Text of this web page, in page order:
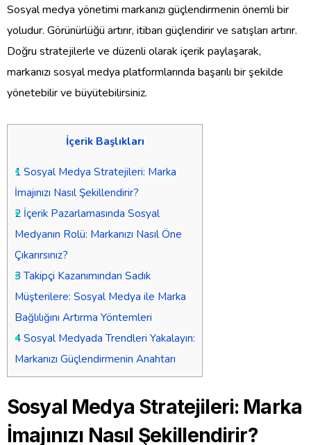
Sosyal medya yönetimi markanızı güçlendirmenin önemli bir
yoludur. Görünürlüğü artırır, itibarı güçlendirir ve satışları artırır.
Doğru stratejilerle ve düzenli olarak içerik paylaşarak,
markanızı sosyal medya platformlarında başarılı bir şekilde
yönetebilir ve büyütebilirsiniz.
İçerik Başlıkları
1 Sosyal Medya Stratejileri: Marka
İmajınızı Nasıl Şekillendirir?
2 İçerik Pazarlamasında Sosyal
Medyanın Rolü: Markanızı Nasıl Öne
Çıkarırsınız?
3 Takipçi Kazanımından Sadık
Müşterilere: Sosyal Medya ile Marka
Bağlılığını Artırma Yöntemleri
4 Sosyal Medyada Trendleri Yakalayın:
Markanızı Güçlendirmenin Anahtarı
Sosyal Medya Stratejileri: Marka
İmajınızı Nasıl Şekillendirir?